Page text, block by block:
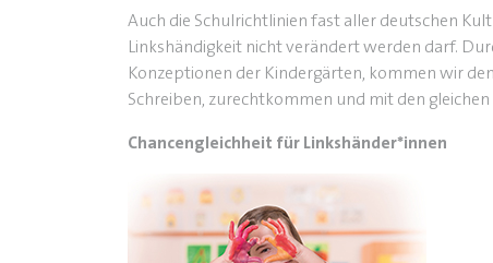
Auch die Schulrichtlinien fast aller deutschen
Linkshändigkeit nicht verändert werden darf.
Konzeptionen der Kindergärten, kommen wir
Schreiben, zurechtkommen und mit den
Chancengleichheit für Linkshänder*innen